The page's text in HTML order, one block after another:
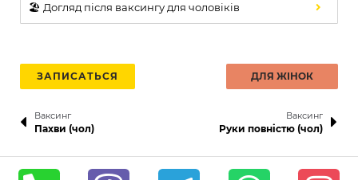
🏖️ Догляд після ваксингу для чоловіків
ЗАПИСАТЬСЯ ДЛЯ ЖІНОК
Ваксинг
Пахви (чол)
Ваксинг
Руки повністю (чол)